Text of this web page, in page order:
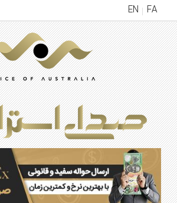
FA
EN
منوی
اصلی
خانه
جشن
ها
و
رویداد
ها